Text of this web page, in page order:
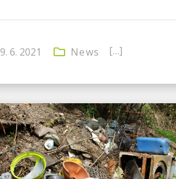
9. 6. 2021 News […]